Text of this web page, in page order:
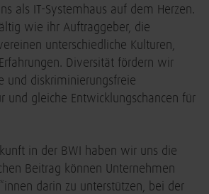
als IT-Systemhaus auf dem Herzen.
wie ihr Auftraggeber, die
unterschiedliche Kulturen,
Diversität fördern wir
und diskriminierungsfreie
und gleiche Entwicklungschancen für
in der BWI haben wir uns die
Beitrag können Unternehmen
darin zu unterstützen, bei der